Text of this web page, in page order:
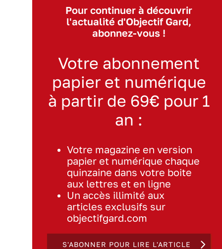
Pour continuer à découvrir
l'actualité d'Objectif Gard,
abonnez-vous !
Votre abonnement
papier et numérique
à partir de 69€ pour 1
an :
Votre magazine en version
papier et numérique chaque
quinzaine dans votre boite
aux lettres et en ligne
Un accès illimité aux
articles exclusifs sur
objectifgard.com
S'ABONNER POUR LIRE L'ARTICLE